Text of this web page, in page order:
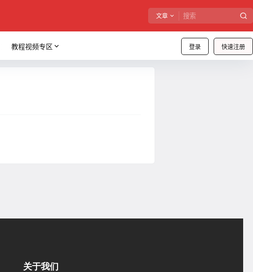
文章
登录 快速注册
教程视频专区
关于我们